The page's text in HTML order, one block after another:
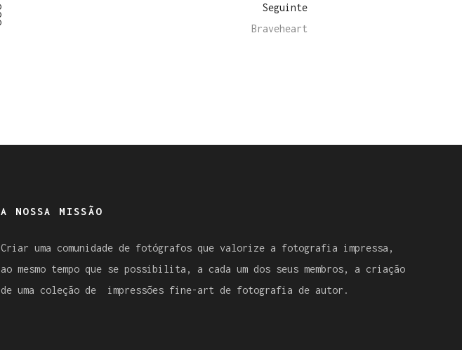
Seguinte
Braveheart
A NOSSA MISSÃO
Criar uma comunidade de fotógrafos que valorize a fotografia impressa,
ao mesmo tempo que se possibilita, a cada um dos seus membros, a criação
de uma coleção de impressões fine-art de fotografia de autor.